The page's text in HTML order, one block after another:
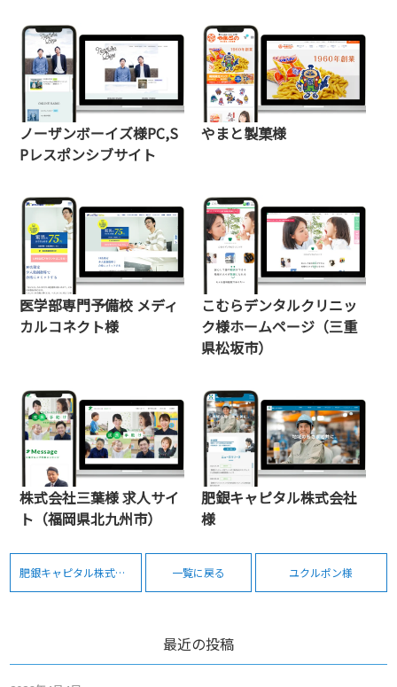
最近の投稿
ノーザンボーイズ様PC,S
Pレスポンシブサイト
やまと製菓様
医学部専門予備校 メディ
カルコネクト様
こむらデンタルクリニッ
ク様ホームページ（三重
県松坂市）
株式会社三葉様 求人サイ
ト（福岡県北九州市）
肥銀キャピタル株式会社
様
肥銀キャピタル株式会社様 一覧に戻る ユクルポン様